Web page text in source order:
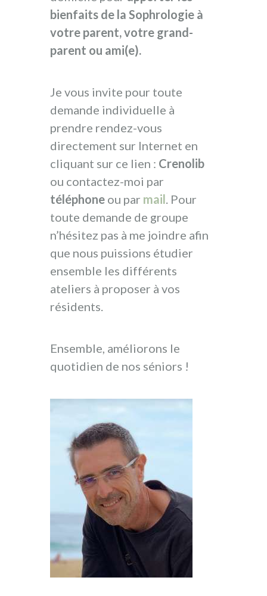
bienfaits de la Sophrologie à
votre parent, votre grand-
parent ou ami(e).
Je vous invite pour toute
demande individuelle à
prendre rendez-vous
directement sur Internet en
cliquant sur ce lien : Crenolib
ou contactez-moi par
téléphone ou par mail. Pour
toute demande de groupe
n’hésitez pas à me joindre afin
que nous puissions étudier
ensemble les différents
ateliers à proposer à vos
résidents.
Ensemble, améliorons le
quotidien de nos séniors !